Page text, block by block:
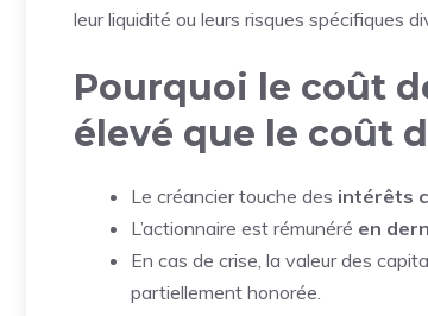
leur liquidité ou leurs risques spécifiques
Pourquoi le coût
élevé que le coût
Le créancier touche des intérêts
L’actionnaire est rémunéré en
En cas de crise, la valeur des
partiellement honorée.